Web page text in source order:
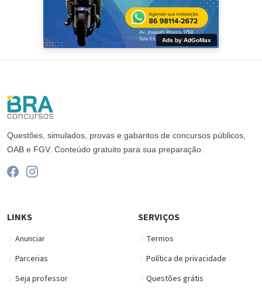
Ads by AdGoMax
Questões, simulados, provas e gabaritos de concursos públicos,
OAB e FGV. Conteúdo gratuito para sua preparação.
LINKS
Anunciar
Parcerias
Seja professor
SERVIÇOS
Termos
Política de privacidade
Questões grátis